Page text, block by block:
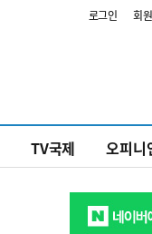
로그인 회
TV국제 오피니